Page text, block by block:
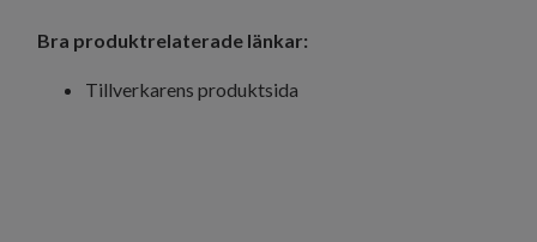
Bra produktrelaterade länkar:
Tillverkarens produktsida